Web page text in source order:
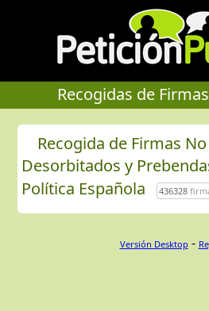
Recogidas de
Recogida de Firmas
Desorbitados y
Política Española
436328
Versión Desktop -